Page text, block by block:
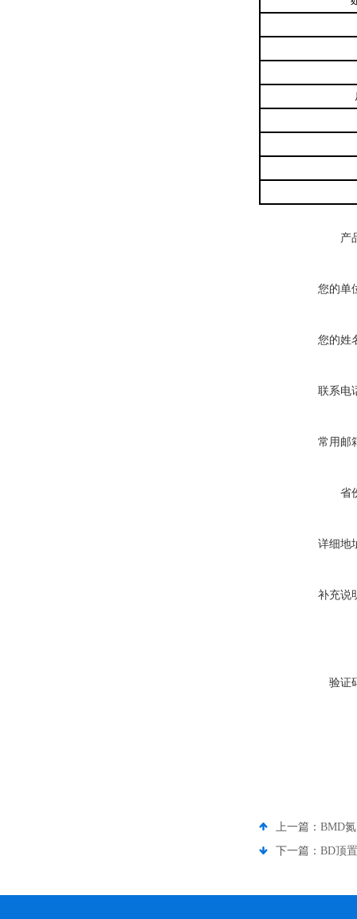
产
您的单
您的姓
联系电
常用邮
省
详细地
补充说
验证
上一篇： BMD
下一篇： BD顶